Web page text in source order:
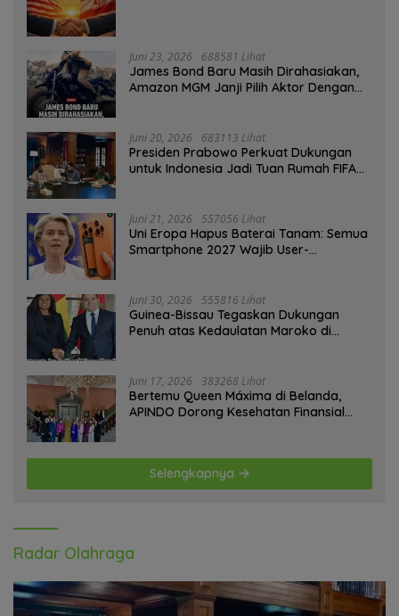
Juni 23, 2026 688581 Lihat
James Bond Baru Masih Dirahasiakan,
Amazon MGM Janji Pilih Aktor Dengan
Juni 20, 2026 683113 Lihat
Presiden Prabowo Perkuat Dukungan
untuk Indonesia Jadi Tuan Rumah FIFA
Juni 21, 2026 557056 Lihat
Uni Eropa Hapus Baterai Tanam: Semua
Smartphone 2027 Wajib User-
Juni 30, 2026 555816 Lihat
Guinea-Bissau Tegaskan Dukungan
Penuh atas Kedaulatan Maroko di
Juni 17, 2026 383268 Lihat
Bertemu Queen Máxima di Belanda,
APINDO Dorong Kesehatan Finansial
Selengkapnya
Radar Olahraga